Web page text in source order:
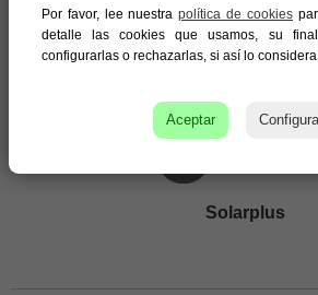
30850 Totana
630 807 335
http://
Solarplus
Por favor, lee nuestrapolítica de cookies
detalle las cookies que usamos, su
configurarlas o rechazarlas, si así lo
Aceptar